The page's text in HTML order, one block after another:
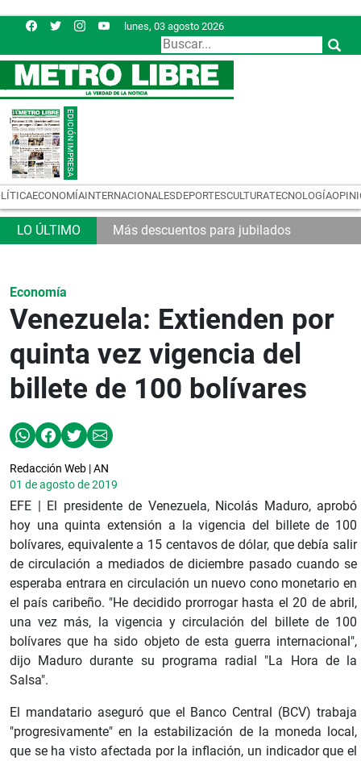
lunes, 03 agosto 2026
ECONOMÍAINTERNACIONALESDEPORTESCULTURATECNOLOGÍA
Más descuentos para jubilados
Economía
Venezuela: Extienden por
quinta vez vigencia del
billete de 100 bolívares
Redacción Web | AN
01 de agosto de 2019
EFE | El presidente de Venezuela, Nicolás Maduro, aprobó
hoy una quinta extensión a la vigencia del billete de 100
bolívares, equivalente a 15 centavos de dólar, que debía salir
de circulación a mediados de diciembre pasado cuando se
esperaba entrara en circulación un nuevo cono monetario en
el país caribeño. "He decidido prorrogar hasta el 20 de abril,
una vez más, la vigencia y circulación del billete de 100
bolívares que ha sido objeto de esta guerra internacional",
dijo Maduro durante su programa radial "La Hora de la
Salsa".
El mandatario aseguró que el Banco Central (BCV) trabaja
"progresivamente" en la estabilización de la moneda local,
que se ha visto afectada por la inflación, un indicador que el